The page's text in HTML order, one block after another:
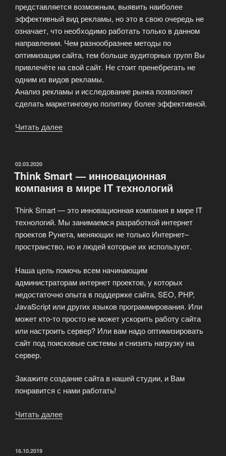
представляется возможным, выявить наиболее
эффективный вид рекламы, но это в свою очередь не
означает, что необходимо работать только в данном
направлении. Чем разнообразнее методы по
оптимизации сайта, тем больше аудиторных групп Вы
привлечёте на свой сайт. Не стоит пренебрегать не
одним из видов рекламы.
Анализ рекламы и исследование рынка позволяют
сделать маркетинговую политику более эффективной.
Читать далее
ОПУБЛИКОВАНО
02.03.2020
Think Smart — инновационная
компания в мире IT технологий
Think Smart — это инновационная компания в мире IT
технологий. Мы занимаемся разработкой интернет
проектов Рунета, меняющих не только Интернет–
пространство, но и людей которые их используют.
Наша цель помочь всем начинающим
администраторам интернет проектов, у которых
недостаточно опыта в поддержке сайта, SEO, PHP,
JavaScript или других языков программирования. Или
может кто-то просто не может ускорить работу сайта
или настроить сервер? Или вам надо оптимизировать
сайт под поисковые системы и снизить нагрузку на
сервер.
Закажите создание сайта в нашей студии, и Вам
понравится с нами работать!
Читать далее
ОПУБЛИКОВАНО
16.10.2019